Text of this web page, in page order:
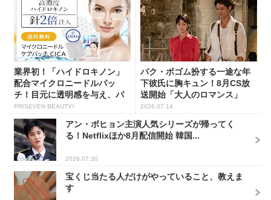
業界初！「ハイドロキノン」
配合マイクロニードルパッ
チ！目元に透明感を与え、パ
ッと...
PR(SEVEN BEAUTY)
パク・ボゴム扮する一途な年
下彼氏に胸キュン！8月CS放
送開始「大人のロマンス」
韓...
2026.07.14
アン・ボヒョン主演人気シリーズが帰ってく
る！Netflixほか8月配信開始 韓国...
2026.07.30
宝くじ当たる人だけがやっていること、教えま
す